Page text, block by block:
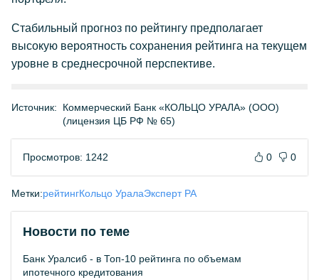
Стабильный прогноз по рейтингу предполагает
высокую вероятность сохранения рейтинга на текущем
уровне в среднесрочной перспективе.
Источник:
Коммерческий Банк «КОЛЬЦО УРАЛА» (ООО)
(лицензия ЦБ РФ № 65)
Просмотров: 1242 0 0
Метки:рейтингКольцо УралаЭксперт РА
Новости по теме
Банк Уралсиб - в Топ-10 рейтинга по объемам
ипотечного кредитования